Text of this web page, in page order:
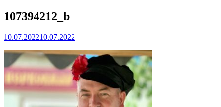
107394212_b
10.07.202210.07.2022